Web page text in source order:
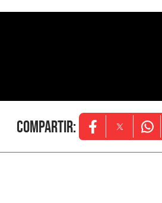
Compartir: Opens in new
Opens in